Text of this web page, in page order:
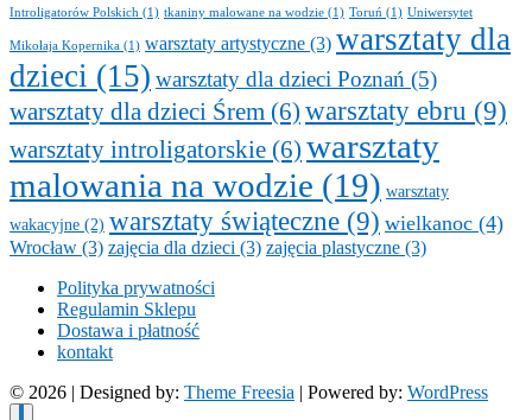
Introligatorów Polskich (1) tkaniny malowane na wodzie (1) Toruń (1) Uniwersytet
Mikołaja Kopernika (1) warsztaty artystyczne (3) warsztaty dla
dzieci (15) warsztaty dla dzieci Poznań (5)
warsztaty dla dzieci Śrem (6) warsztaty ebru (9)
warsztaty introligatorskie (6) warsztaty
malowania na wodzie (19) warsztaty
wakacyjne (2) warsztaty świąteczne (9) wielkanoc (4)
Wrocław (3) zajęcia dla dzieci (3) zajęcia plastyczne (3)
Polityka prywatności
Regulamin Sklepu
Dostawa i płatność
kontakt
© 2026 | Designed by: Theme Freesia | Powered by: WordPress